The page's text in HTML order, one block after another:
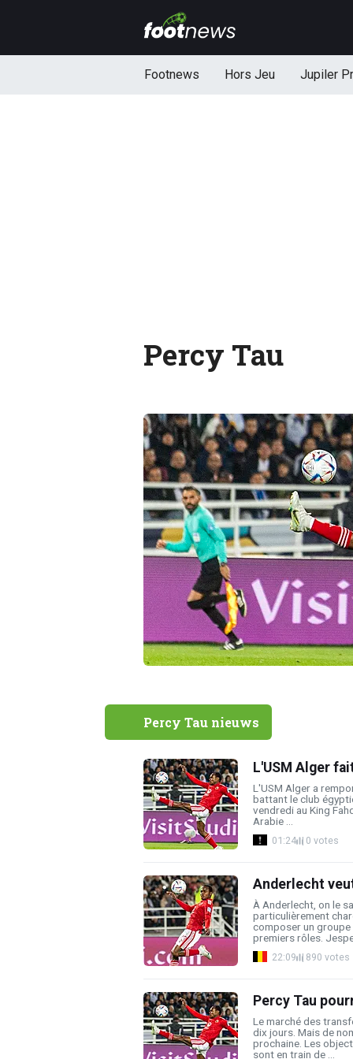
Footnews Hors Jeu Jupiler
Percy Tau
Percy Tau nieuws
L'USM Alger
L'USM Alger a
battant le club
vendredi au King
Arabie ...
01:24 0 votes
Anderlecht
À Anderlecht, on le
particulièrement
composer un groupe
premiers rôles.
22:09 890 votes
Percy Tau
Le marché des
dix jours. Mais de
prochaine. Les
sont en train de ...